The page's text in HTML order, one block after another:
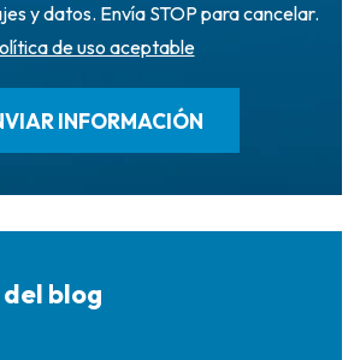
y datos. Envía STOP para cancelar.
de uso aceptable
blog